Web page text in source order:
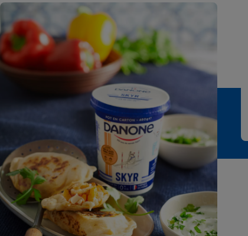
Cheese naans poulet poivrons
Apéritif Skyr